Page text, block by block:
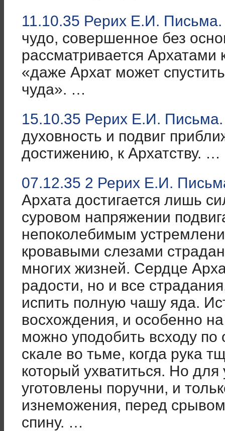
11.10.35 Рерих Е.И. Письма.
чудо, совершенное без
рассматривается Архатами
«даже Архат может
чуда». …
15.10.35 Рерих Е.И. Письма.
духовность и подвиг
достижению, к Архатству. …
07.12.35 2 Рерих Е.И.
Архата достигается лишь
суровом напряжении
непоколебимым
кровавыми слезами
многих жизней. Сердце
радости, но и все
испить полную чашу яда.
восхождения, и особенно
можно уподобить всходу по
скале во тьме, когда рука
который ухватиться. Но
уготовлены поручни, и
изнеможения, перед
спину. …